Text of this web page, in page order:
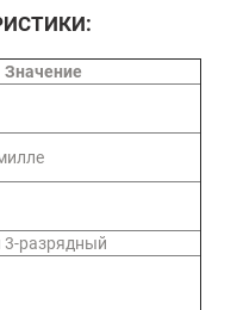
Значение
3-разрядный